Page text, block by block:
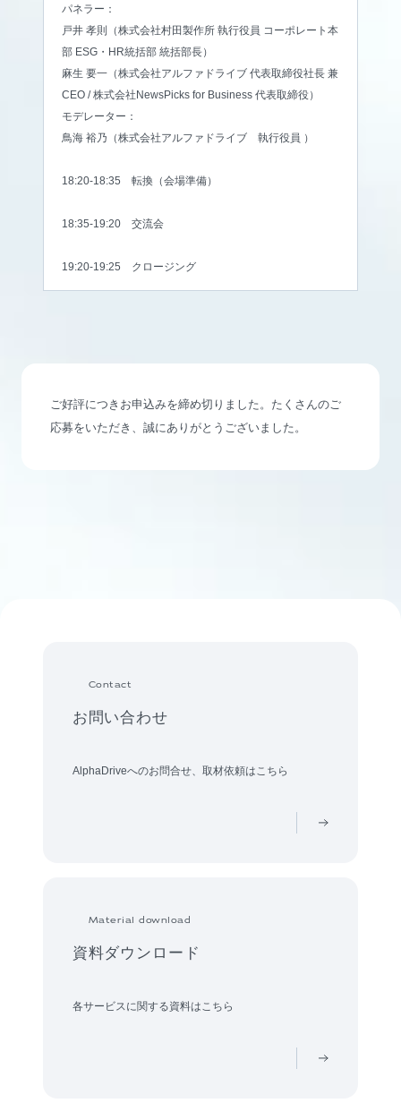
パネラー：
戸井 孝則（株式会社村田製作所 執行役員 コーポレート本
部 ESG・HR統括部 統括部長）
麻生 要一（株式会社アルファドライブ 代表取締役社長 兼
CEO / 株式会社NewsPicks for Business 代表取締役）
モデレーター：
鳥海 裕乃（株式会社アルファドライブ 執行役員 ）
18:20-18:35 転換（会場準備）
18:35-19:20 交流会
19:20-19:25 クロージング
ご好評につきお申込みを締め切りました。たくさんのご
応募をいただき、誠にありがとうございました。
Contact
お問い合わせ
AlphaDriveへのお問合せ、取材依頼はこちら
Material download
資料ダウンロード
各サービスに関する資料はこちら